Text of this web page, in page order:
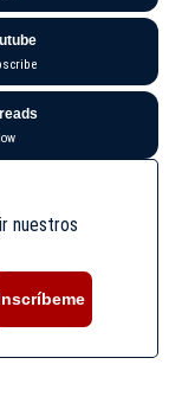
nuestros